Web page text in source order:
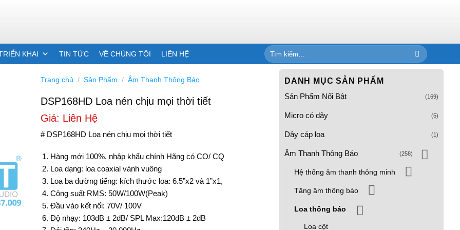
KHAI TIN TỨC VỀ CHÚNG TÔI LIÊN HỆ
Tìm
kiếm:
DANH MỤC SẢN PHẨM
Sản Phẩm Nổi Bật
(169)
Micro có dây (5)
Dây cáp loa (1)
Âm Thanh Thông Báo (258)
Hệ thống âm thanh thông minh
Tăng âm thông báo
Loa thông báo
Loa cột
Trang chủ / Sản Phẩm / Âm Thanh Thông Báo
DSP168HD Loa nén chịu mọi thời tiết
Giá: Liên Hệ
# DSP168HD Loa nén chịu mọi thời tiết
Hàng mới 100%. nhập khẩu chính Hãng có CO/ CQ
Loa dạng: loa coaxial vành vuông
Loa ba đường tiếng: kích thước loa: 6.5”x2 và 1”x1,
Công suất RMS: 50W/100W(Peak)
Đầu vào kết nối: 70V/ 100V
Độ nhạy: 103dB ± 2dB/ SPL Max:120dB ± 2dB